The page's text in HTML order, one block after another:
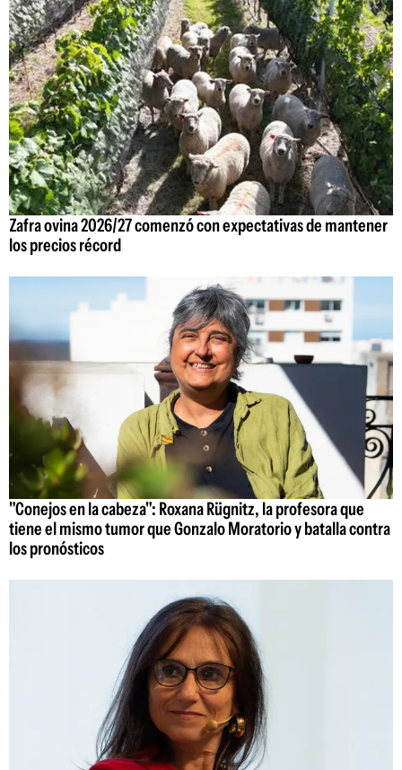
Zafra ovina 2026/27 comenzó con expectativas de mantener
los precios récord
"Conejos en la cabeza": Roxana Rügnitz, la profesora que
tiene el mismo tumor que Gonzalo Moratorio y batalla contra
los pronósticos